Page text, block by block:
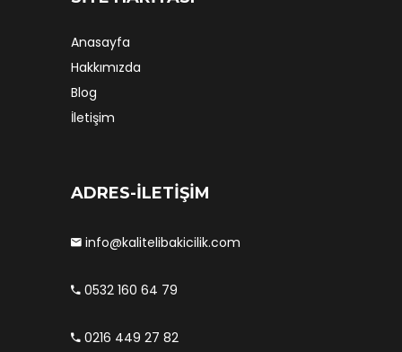
Anasayfa
Hakkımızda
Blog
İletişim
ADRES-İLETİŞİM
info@kalitelibakicilik.com
0532 160 64 79
0216 449 27 82